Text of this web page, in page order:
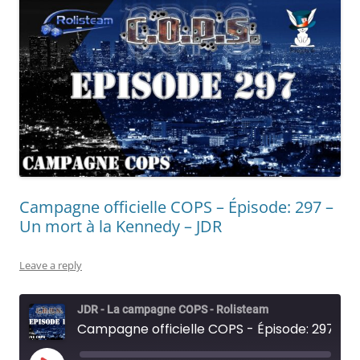
Campagne officielle COPS – Épisode: 297 –
Un mort à la Kennedy – JDR
Leave a reply
JDR - La campagne COPS - Rolisteam